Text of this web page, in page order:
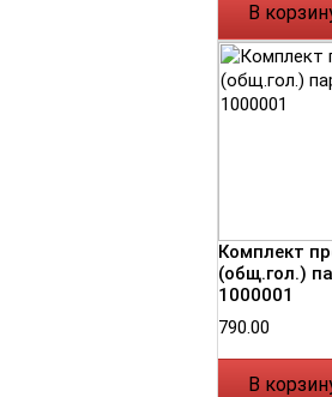
В
Комплект
(общ.гол.)
1000001
790.00
В